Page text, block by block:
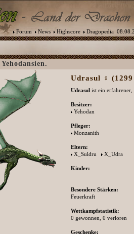
Forum News Highscore Dragopedia
Udrasul ♀
Udrasul ist ein erfahrener,
Besitzer:
Yehodan
Pfleger:
Monzanith
Eltern:
X_Suldru
X_Udra
Kinder:
Besondere Stärken:
Feuerkraft
Wettkampfstatistik:
0 gewonnen, 0 verloren
Geschenke: